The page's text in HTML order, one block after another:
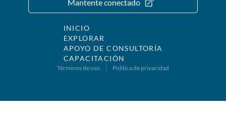
Mantente conectado
INICIO
EXPLORAR
APOYO DE CONSULTORÍA
CAPACITACIÓN
Términos de uso Política de privacidad